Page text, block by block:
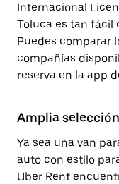
Internacional
Toluca es tan fácil
Puedes comparar
compañías
reserva en la app
Amplia
Ya sea una van
auto con estilo
Uber Rent